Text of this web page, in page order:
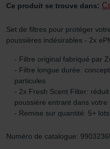
Ce produit se trouve dans:
Set de filtres pour protéger
poussières indésirables - 2x
- Filtre original fabriqué par
- Filtre longue durée:
particules
- 2x Fresh Scent Filter:
poussière entrant dans votre
- Remise sur quantité: 5+
Numéro de catalogue: